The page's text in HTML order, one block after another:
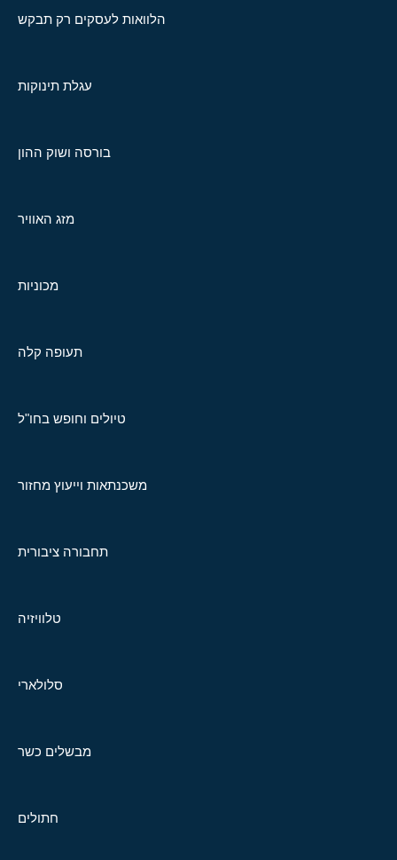
הלוואות לעסקים רק תבקש
עגלת תינוקות
בורסה ושוק ההון
מזג האוויר
מכוניות
תעופה קלה
טיולים וחופש בחו"ל
משכנתאות וייעוץ מחזור
תחבורה ציבורית
טלוויזיה
סלולארי
מבשלים כשר
חתולים